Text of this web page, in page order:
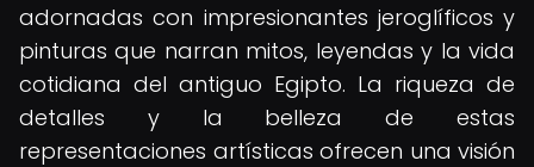
adornadas con impresionantes jeroglíficos y
pinturas que narran mitos, leyendas y la vida
cotidiana del antiguo Egipto. La riqueza de
detalles y la belleza de estas
representaciones artísticas ofrecen una visión